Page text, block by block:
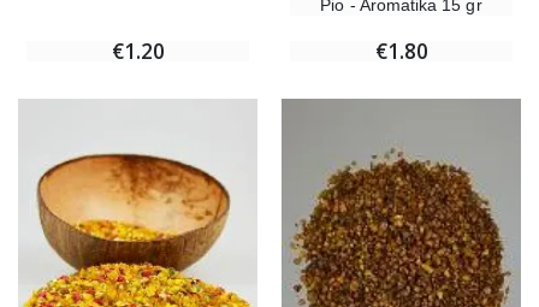
€1.20
Pio - Aromatika 15 gr
€1.80